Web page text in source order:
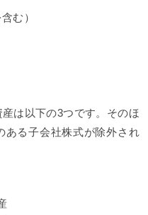
む）
は以下の3つです。そのほ
ある子会社株式が除外され